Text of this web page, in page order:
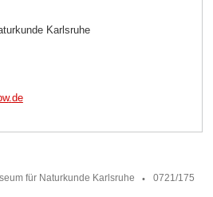
Karlsruhe
.de
für Naturkunde Karlsruhe
0721/175